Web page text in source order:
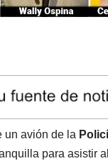
un avión de la
para asistir